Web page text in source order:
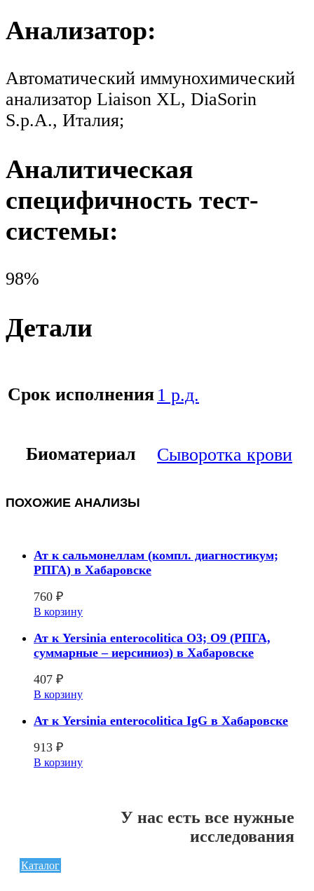
Анализатор:
Автоматический иммунохимический
анализатор Liaison XL, DiaSorin
S.p.A., Италия;
Аналитическая
специфичность тест-
системы:
98%
Детали
Срок исполнения 1 р.д.
Биоматериал Сыворотка крови
ПОХОЖИЕ АНАЛИЗЫ
Ат к сальмонеллам (компл. диагностикум;
РПГА) в Хабаровске
760 ₽
В корзину
Ат к Yersinia enterocolitica O3; О9 (РПГА,
суммарные – иерсиниоз) в Хабаровске
407 ₽
В корзину
Ат к Yersinia enterocolitica IgG в Хабаровске
913 ₽
В корзину
У нас есть все нужные
исследования
Каталог